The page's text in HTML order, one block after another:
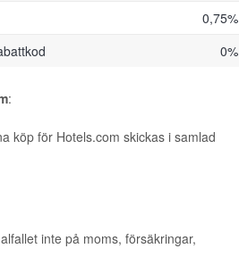
0,75%
0%
:
köp för Hotels.com skickas i samlad
inte på moms, försäkringar,